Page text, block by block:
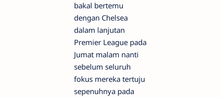
bakal bertemu
dengan Chelsea
dalam lanjutan
Premier League pada
Jumat malam nanti
sebelum seluruh
fokus mereka tertuju
sepenuhnya pada